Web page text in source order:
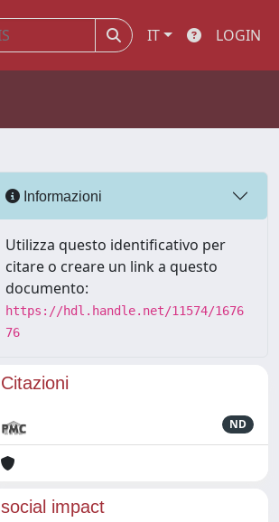
IT LOGIN
Informazioni
Utilizza questo identificativo per
citare o creare un link a questo
documento:
https://hdl.handle.net/11574/1676
76
Citazioni
ND
social impact